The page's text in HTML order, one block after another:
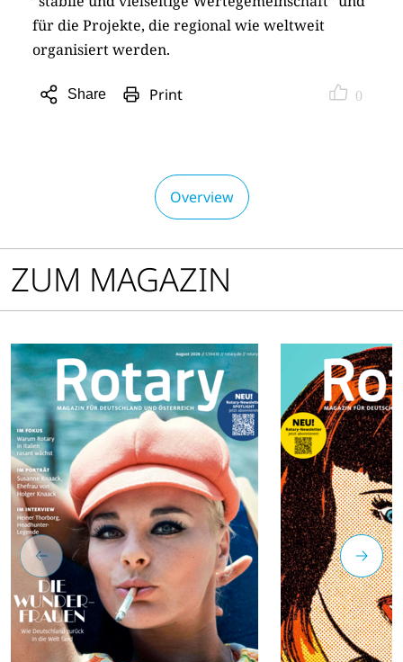
für die Projekte, die regional wie weltweit
organisiert werden.
Share
Open
Print 0
Overview
ZUM MAGAZIN